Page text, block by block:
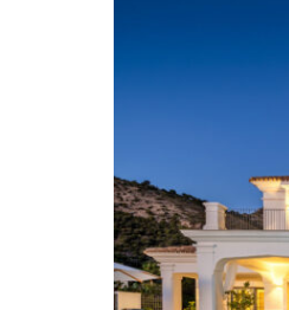
gimnasio privado,
mantener sus
última generación,
confortable para
bar realza la
atención se centra
impresionantes